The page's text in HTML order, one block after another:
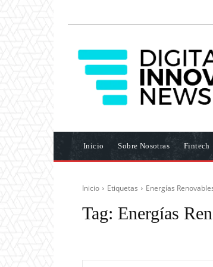
Inicio Sobre Nosotras Fintech
Inicio Etiquetas Energías
Tag: Energías